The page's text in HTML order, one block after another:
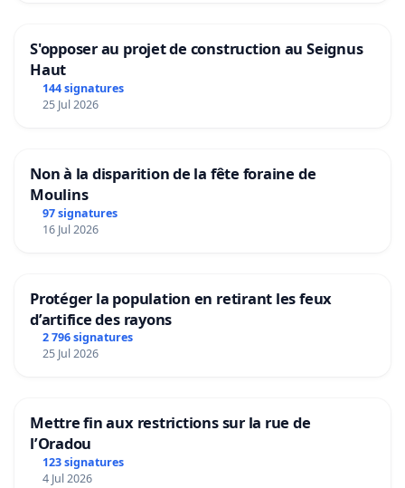
S'opposer au projet de construction au Seignus
Haut
144 signatures
25 Jul 2026
Non à la disparition de la fête foraine de
Moulins
97 signatures
16 Jul 2026
Protéger la population en retirant les feux
d’artifice des rayons
2 796 signatures
25 Jul 2026
Mettre fin aux restrictions sur la rue de
l’Oradou
123 signatures
4 Jul 2026